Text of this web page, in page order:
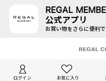
REGAL
公式アプリ
お買い物をさらに便利
ログイン お気に入り